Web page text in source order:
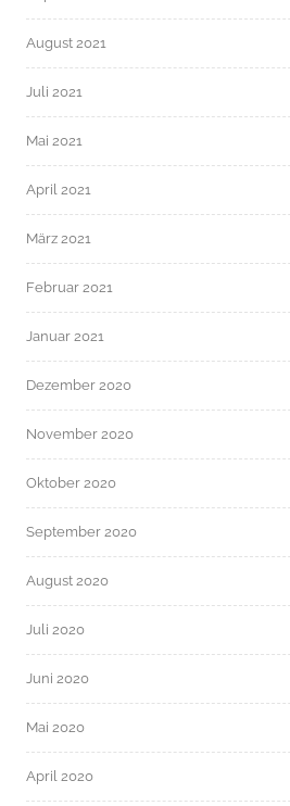
August 2021
Juli 2021
Mai 2021
April 2021
März 2021
Februar 2021
Januar 2021
Dezember 2020
November 2020
Oktober 2020
September 2020
August 2020
Juli 2020
Juni 2020
Mai 2020
April 2020